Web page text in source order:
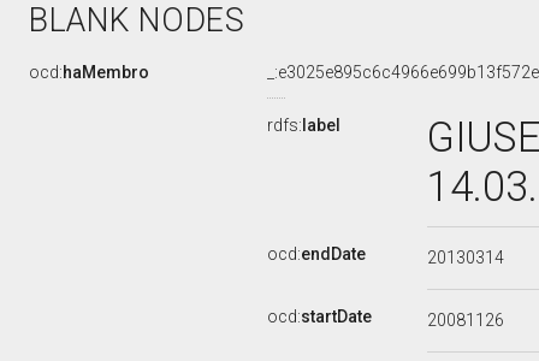
BLANK NODES
ocd:haMembro
rdfs: label
ocd:endDate 20130314
ocd:startDate 20081126